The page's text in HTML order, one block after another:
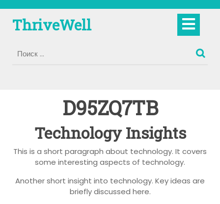
содержимому
ThriveWell
D95ZQ7TB
Technology Insights
This is a short paragraph about technology. It covers
some interesting aspects of technology.
Another short insight into technology. Key ideas are
briefly discussed here.